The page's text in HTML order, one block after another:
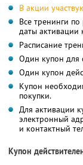
В акции
Все тренинги
даты активации
Расписание
Один купон для
Один купон
Купон
покупки.
Для активации
электронный
и контактный
Купон